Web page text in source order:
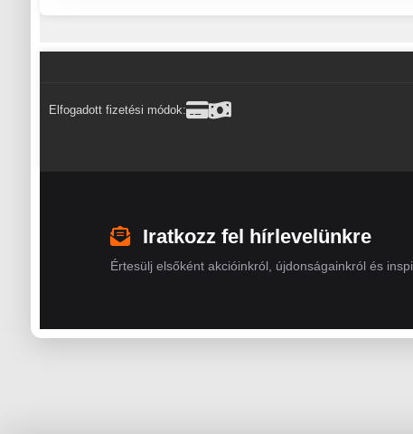
Elfogadott fizetési módok:
Iratkozz fel hírlevelünkre
Értesülj elsőként akcióinkról, újdonságainkról és